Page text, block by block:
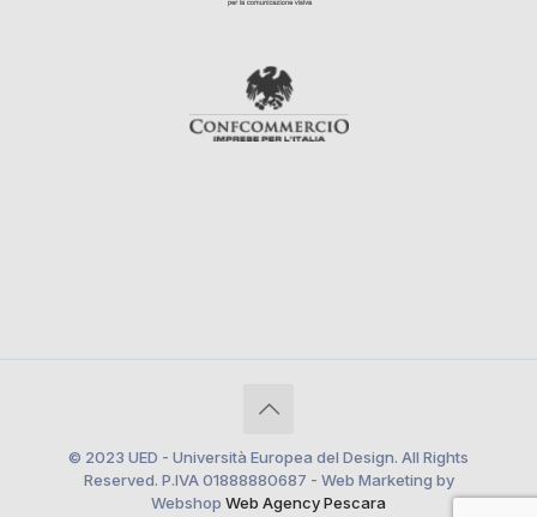
© 2023 UED - Università Europea del Design. All Rights
Reserved. P.IVA 01888880687 - Web Marketing by
Webshop Web Agency Pescara